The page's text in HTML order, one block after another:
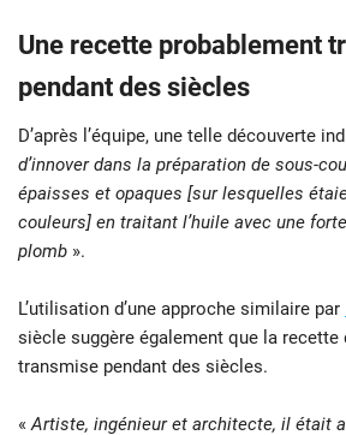
Une recette probablement
pendant des siècles
D’après l’équipe, une telle découverte
d’innover dans la préparation de sous-
épaisses et opaques [sur lesquelles
couleurs] en traitant l’huile avec une
plomb ».
L’utilisation d’une approche similaire par
siècle suggère également que la recette
transmise pendant des siècles.
«Artiste, ingénieur et architecte, il était